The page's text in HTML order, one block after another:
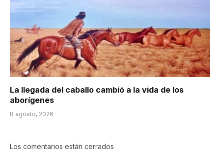
La llegada del caballo cambió a la vida de los
aborígenes
8 agosto, 2026
Los comentarios están cerrados